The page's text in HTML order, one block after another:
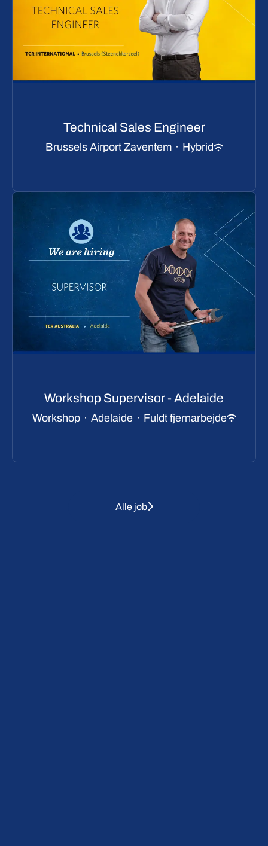
Technical Sales Engineer
Brussels Airport Zaventem · Hybrid
Workshop Supervisor - Adelaide
Workshop · Adelaide · Fuldt fjernarbejde
Alle job